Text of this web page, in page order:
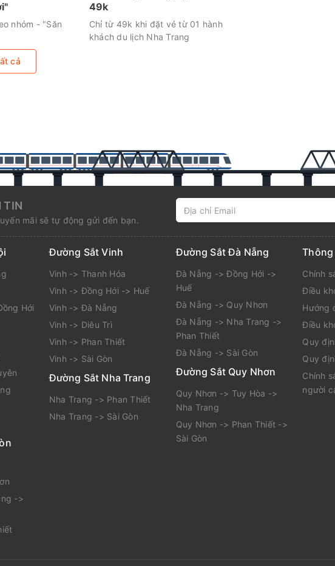
nhóm - "Săn
49k
Chỉ từ 49k khi đặt vé từ 01 hành
khách du lịch Nha Trang
cả
TIN
mãi sẽ tự động gửi đến bạn.
Hới
->
Đường Sắt Vinh
Vinh -> Thanh Hóa
Vinh -> Đồng Hới -> Huế
Vinh -> Đà Nẵng
Vinh -> Diêu Trì
Vinh -> Phan Thiết
Vinh -> Sài Gòn
Đường Sắt Nha Trang
Nha Trang -> Phan Thiết
Nha Trang -> Sài Gòn
Đường Sắt Đà Nẵng
Đà Nẵng -> Đồng Hới ->
Huế
Đà Nẵng -> Quy Nhơn
Đà Nẵng -> Nha Trang ->
Phan Thiết
Đà Nẵng -> Sài Gòn
Đường Sắt Quy Nhơn
Quy Nhơn -> Tuy Hòa ->
Nha Trang
Quy Nhơn -> Phan Thiết ->
Sài Gòn
Chính
Điều
Hướng
Điều
Quy
Quy
Chính
người